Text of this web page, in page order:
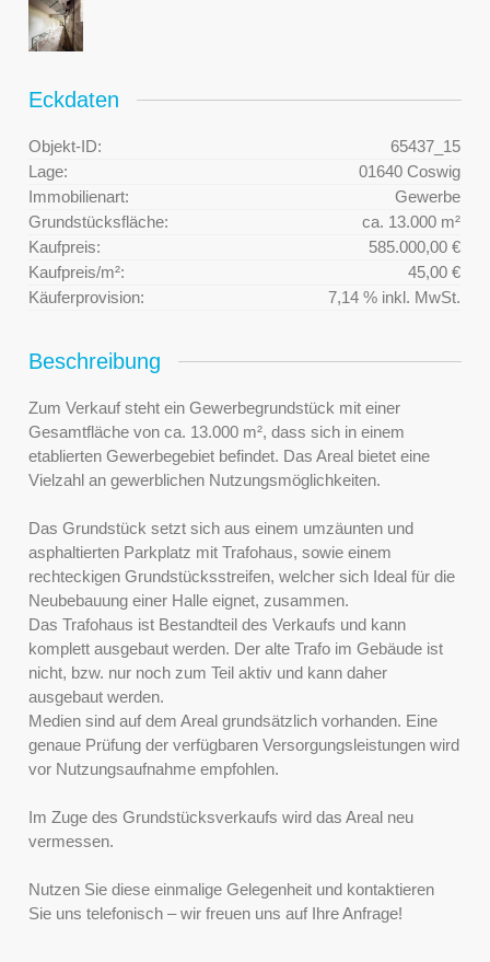
Eckdaten
Objekt-ID:
65437_15
Lage:
01640 Coswig
Immobilienart:
Gewerbe
Grundstücksfläche:
ca. 13.000 m²
Kaufpreis:
585.000,00 €
Kaufpreis/m²:
45,00 €
Käuferprovision:
7,14 % inkl. MwSt.
Beschreibung
Zum Verkauf steht ein Gewerbegrundstück mit einer
Gesamtfläche von ca. 13.000 m², dass sich in einem
etablierten Gewerbegebiet befindet. Das Areal bietet eine
Vielzahl an gewerblichen Nutzungsmöglichkeiten.
Das Grundstück setzt sich aus einem umzäunten und
asphaltierten Parkplatz mit Trafohaus, sowie einem
rechteckigen Grundstücksstreifen, welcher sich Ideal für die
Neubebauung einer Halle eignet, zusammen.
Das Trafohaus ist Bestandteil des Verkaufs und kann
komplett ausgebaut werden. Der alte Trafo im Gebäude ist
nicht, bzw. nur noch zum Teil aktiv und kann daher
ausgebaut werden.
Medien sind auf dem Areal grundsätzlich vorhanden. Eine
genaue Prüfung der verfügbaren Versorgungsleistungen wird
vor Nutzungsaufnahme empfohlen.
Im Zuge des Grundstücksverkaufs wird das Areal neu
vermessen.
Nutzen Sie diese einmalige Gelegenheit und kontaktieren
Sie uns telefonisch – wir freuen uns auf Ihre Anfrage!